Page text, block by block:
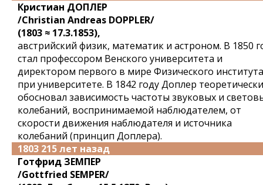
Кристиан ДОПЛЕР
/Christian Andreas DOPPLER/
(1803 ≈ 17.3.1853),
австрийский физик, математик и астроном. В 1850
стал профессором Венского университета и
директором первого в мире Физического института
при университете. В 1842 году Доплер теоретически
обосновал зависимость частоты звуковых и
колебаний, воспринимаемой наблюдателем, от
скорости движения наблюдателя и источника
колебаний (принцип Доплера).
1803 215 лет назад
Готфрид ЗЕМПЕР
/Gottfried SEMPER/